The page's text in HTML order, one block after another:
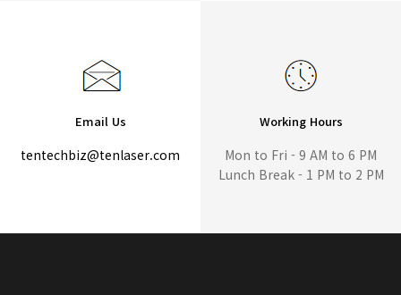
Email Us
tentechbiz@tenlaser.com
Working Hours
Mon to Fri - 9 AM to 6 PM
Lunch Break - 1 PM to 2 PM